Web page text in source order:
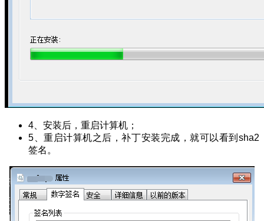
4、安装后，重启计算机；
5、重启计算机之后，补丁安装完成，就可以看到sha2
签名。